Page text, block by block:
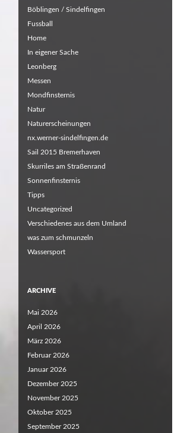
Böblingen / Sindelfingen
Fussball
Home
In eigener Sache
Leonberg
Messen
Mondfinsternis
Natur
Naturerscheinungen
nx.werner-sindelfingen.de
Sail 2015 Bremerhaven
Skurriles am Straßenrand
Sonnenfinsternis
Tipps
Uncategorized
Verschiedenes aus dem Umland
was zum schmunzeln
Wassersport
ARCHIVE
Mai 2026
April 2026
März 2026
Februar 2026
Januar 2026
Dezember 2025
November 2025
Oktober 2025
September 2025